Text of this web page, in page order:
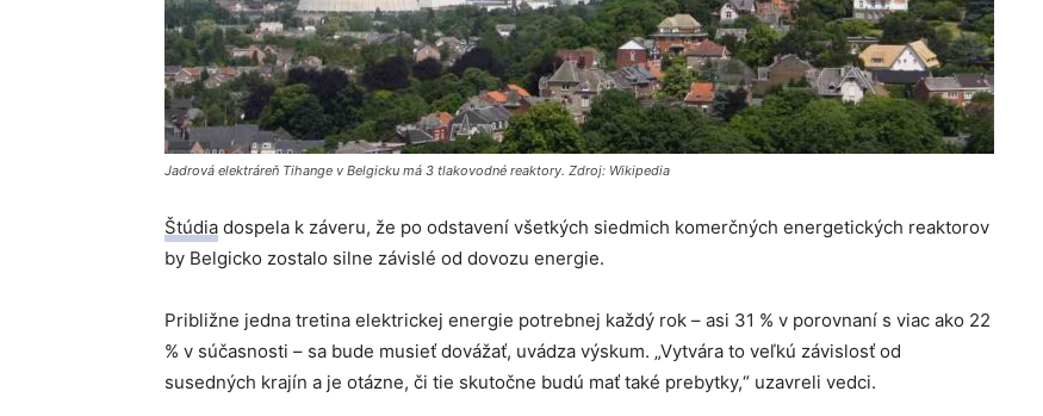
Jadrová elektráreň Tihange v Belgicku má 3 tlakovodné reaktory. Zdroj: Wikipedia
Štúdia dospela k záveru, že po odstavení všetkých siedmich komerčných energetických reaktorov
by Belgicko zostalo silne závislé od dovozu energie.
Približne jedna tretina elektrickej energie potrebnej každý rok – asi 31 % v porovnaní s viac ako 22
% v súčasnosti – sa bude musieť dovážať, uvádza výskum. „Vytvára to veľkú závislosť od
susedných krajín a je otázne, či tie skutočne budú mať také prebytky,“ uzavreli vedci.